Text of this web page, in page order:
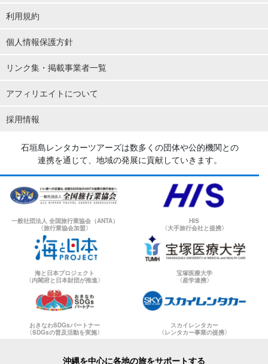
利用規約
個人情報保護方針
リンク集・掲載事業者一覧
アフィリエイトについて
採用情報
石垣島レンタカーツアーズは数多くの団体や公的機関との
連携を通じて、地域の発展に貢献していきます。
一般社団法人 全国旅行業協会（ANTA）
〈旅行業協会加盟〉
HIS
〈大手旅行会社と提携〉
海と日本プロジェクト
〈内閣府と日本財団が推進〉
宝塚医療大学
〈産学連携〉
おきなわSDGsパートナー
〈SDGsの普及活動を実施〉
スカイレンタカー
〈レンタカー事業の提携〉
沖縄を中心に各地の旅をサポートする